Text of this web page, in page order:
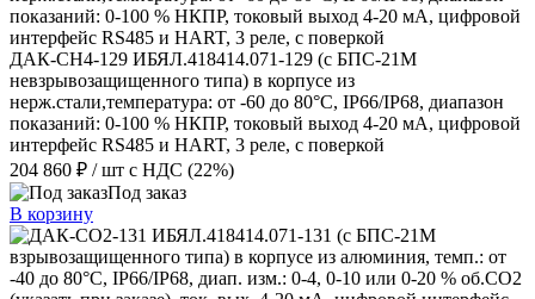
ДАК-СН4-129 ИБЯЛ.418414.071-129 (с БПС-21М
невзрывозащищенного типа) в корпусе из
нерж.стали,температура: от -60 до 80°С, IP66/IP68, диапазон
показаний: 0-100 % НКПР, токовый выход 4-20 мА, цифровой
интерфейс RS485 и HART, 3 реле, с поверкой
204 860 ₽ / шт с НДС (22%)
Под заказ
В корзину